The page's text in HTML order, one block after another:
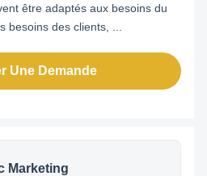
être adaptés aux besoins du
besoins des clients, ...
Une Demande
Marketing